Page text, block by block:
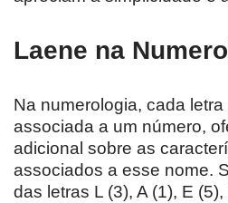
Laene na
Na numerologia, cada
associada a um número,
adicional sobre as
associados a esse nome.
das letras L (3), A (1), E